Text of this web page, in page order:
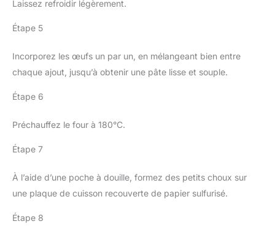
Laissez refroidir légèrement.
Étape 5
Incorporez les œufs un par un, en mélangeant bien entre
chaque ajout, jusqu’à obtenir une pâte lisse et souple.
Étape 6
Préchauffez le four à 180°C.
Étape 7
À l’aide d’une poche à douille, formez des petits choux sur
une plaque de cuisson recouverte de papier sulfurisé.
Étape 8